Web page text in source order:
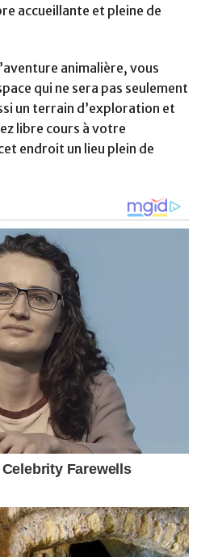
accueillante et pleine de
animalière, vous
qui ne sera pas seulement
un terrain d’exploration et
libre cours à votre
endroit un lieu plein de